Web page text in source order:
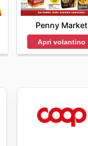
Penny Market
Apri volantino